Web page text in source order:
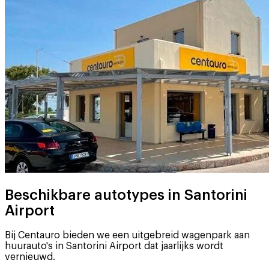
Beschikbare autotypes in Santorini
Airport
Bij Centauro bieden we een uitgebreid wagenpark aan
huurauto's in Santorini Airport dat jaarlijks wordt
vernieuwd.